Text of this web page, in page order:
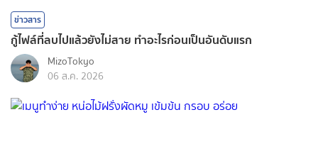
ข่าวสาร
กู้ไฟล์ที่ลบไปแล้วยังไม่สาย ทำอะไรก่อนเป็นอันดับแรก
MizoTokyo
06 ส.ค. 2026